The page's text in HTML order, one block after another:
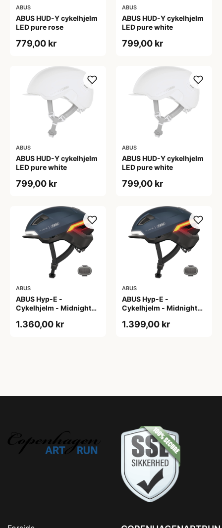
ABUS
ABUS HUD-Y cykelhjelm
LED pure rose
779,00 kr
ABUS
ABUS HUD-Y cykelhjelm
LED pure white
799,00 kr
ABUS
ABUS HUD-Y cykelhjelm
LED pure white
799,00 kr
ABUS
ABUS HUD-Y cykelhjelm
LED pure white
799,00 kr
ABUS
ABUS Hyp-E -
Cykelhjelm - Midnight
1.360,00 kr
ABUS
ABUS Hyp-E -
Cykelhjelm - Midnight
1.399,00 kr